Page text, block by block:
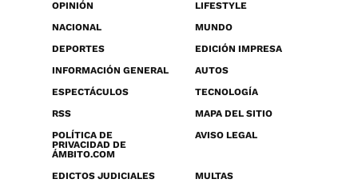
OPINIÓN
LIFESTYLE
NACIONAL
MUNDO
DEPORTES
EDICIÓN IMPRESA
INFORMACIÓN GENERAL
AUTOS
ESPECTÁCULOS
TECNOLOGÍA
RSS
MAPA DEL SITIO
POLÍTICA DE
PRIVACIDAD DE
ÁMBITO.COM
AVISO LEGAL
EDICTOS JUDICIALES
MULTAS